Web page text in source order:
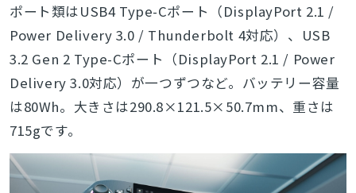
ポート類はUSB4 Type-Cポート（DisplayPort 2.1 /
Power Delivery 3.0 / Thunderbolt 4対応）、USB
3.2 Gen 2 Type-Cポート（DisplayPort 2.1 / Power
Delivery 3.0対応）が一つずつなど。バッテリー容量
は80Wh。大きさは290.8×121.5×50.7mm、重さは
715gです。